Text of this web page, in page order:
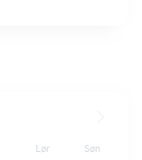
Lør Søn